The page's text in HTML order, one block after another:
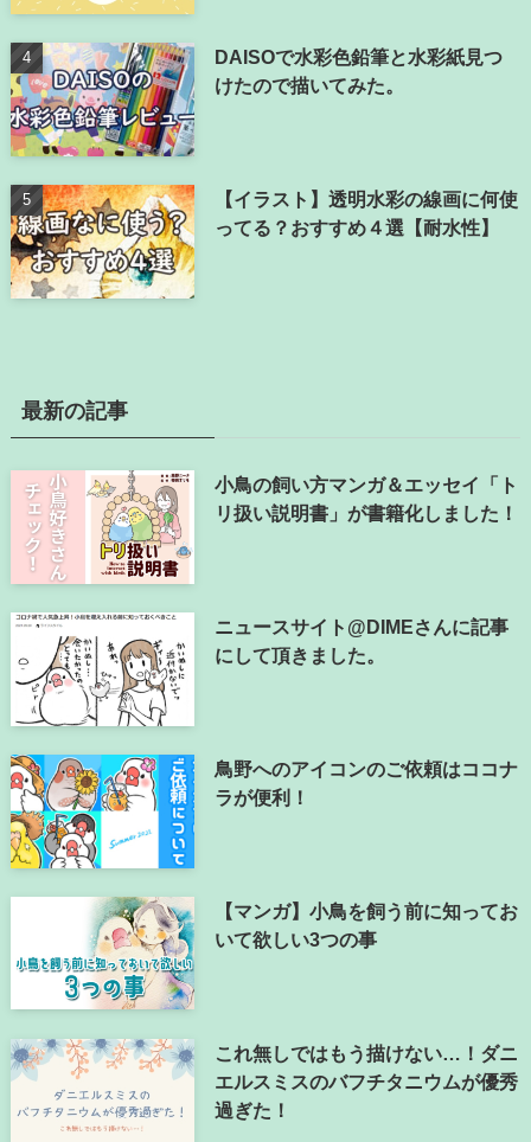
DAISOで水彩色鉛筆と水彩紙見つ
けたので描いてみた。
【イラスト】透明水彩の線画に何使
ってる？おすすめ４選【耐水性】
最新の記事
小鳥の飼い方マンガ＆エッセイ「ト
リ扱い説明書」が書籍化しました！
ニュースサイト@DIMEさんに記事
にして頂きました。
鳥野へのアイコンのご依頼はココナ
ラが便利！
【マンガ】小鳥を飼う前に知ってお
いて欲しい3つの事
これ無しではもう描けない…！ダニ
エルスミスのバフチタニウムが優秀
過ぎた！